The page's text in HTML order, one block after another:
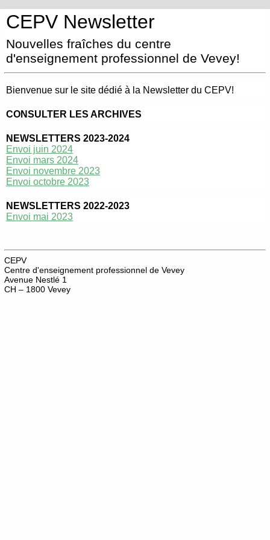
CEPV Newsletter
Nouvelles fraîches du centre
d'enseignement professionnel de Vevey!
Bienvenue sur le site dédié à la Newsletter du CEPV!
CONSULTER LES ARCHIVES
NEWSLETTERS 2023-2024
Envoi juin 2024
Envoi mars 2024
Envoi novembre 2023
Envoi octobre 2023
NEWSLETTERS 2022-2023
Envoi mai 2023
CEPV
Centre d'enseignement professionnel de Vevey
Avenue Nestlé 1
CH – 1800 Vevey